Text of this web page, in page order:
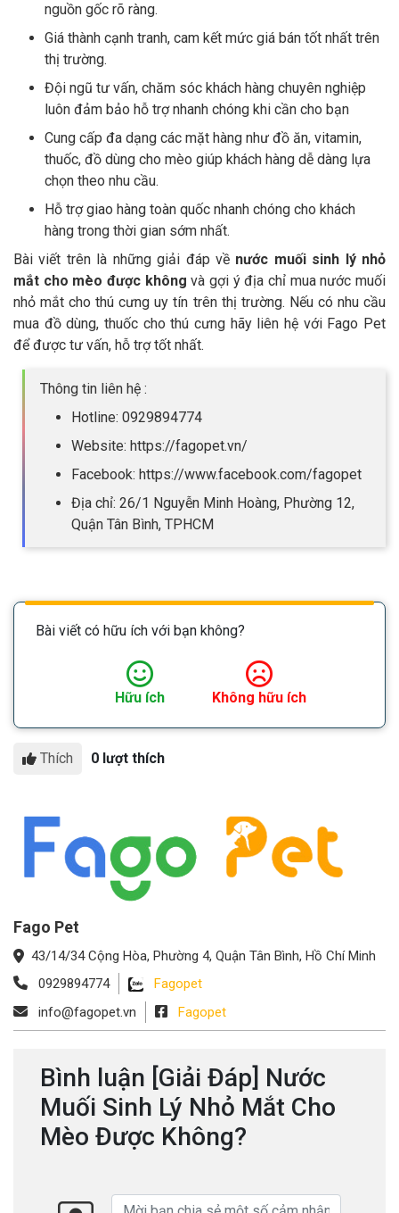
nguồn gốc rõ ràng.
Giá thành cạnh tranh, cam kết mức giá bán tốt nhất trên
thị trường.
Đội ngũ tư vấn, chăm sóc khách hàng chuyên nghiệp
luôn đảm bảo hỗ trợ nhanh chóng khi cần cho bạn
Cung cấp đa dạng các mặt hàng như đồ ăn, vitamin,
thuốc, đồ dùng cho mèo giúp khách hàng dễ dàng lựa
chọn theo nhu cầu.
Hỗ trợ giao hàng toàn quốc nhanh chóng cho khách
hàng trong thời gian sớm nhất.
Bài viết trên là những giải đáp về nước muối sinh lý nhỏ
mắt cho mèo được không và gợi ý địa chỉ mua nước muối
nhỏ mắt cho thú cưng uy tín trên thị trường. Nếu có nhu cầu
mua đồ dùng, thuốc cho thú cưng hãy liên hệ với Fago Pet
để được tư vấn, hỗ trợ tốt nhất.
Thông tin liên hệ :
Hotline: 0929894774
Website: https://fagopet.vn/
Facebook: https://www.facebook.com/fagopet
Địa chỉ: 26/1 Nguyễn Minh Hoàng, Phường 12,
Quận Tân Bình, TPHCM
Bài viết có hữu ích với bạn không?
Hữu ích Không hữu ích
Thích 0 lượt thích
Fago Pet
43/14/34 Cộng Hòa, Phường 4, Quận Tân Bình, Hồ Chí Minh
0929894774
Fagopet
info@fagopet.vn
Fagopet
Bình luận [Giải Đáp] Nước
Muối Sinh Lý Nhỏ Mắt Cho
Mèo Được Không?